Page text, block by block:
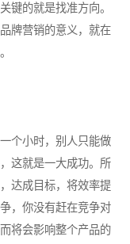
键的就是找准方向。
牌营销的意义，就在
个小时，别人只能做
这就是一大成功。所
达成目标，将效率提
，你没有赶在竞争对
将会影响整个产品的